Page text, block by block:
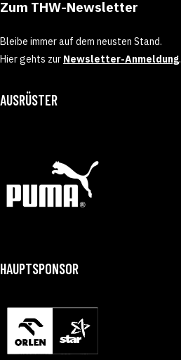
Zum THW-Newsletter
Bleibe immer auf dem neusten Stand.
Hier gehts zur Newsletter-Anmeldung.
AUSRÜSTER
HAUPTSPONSOR